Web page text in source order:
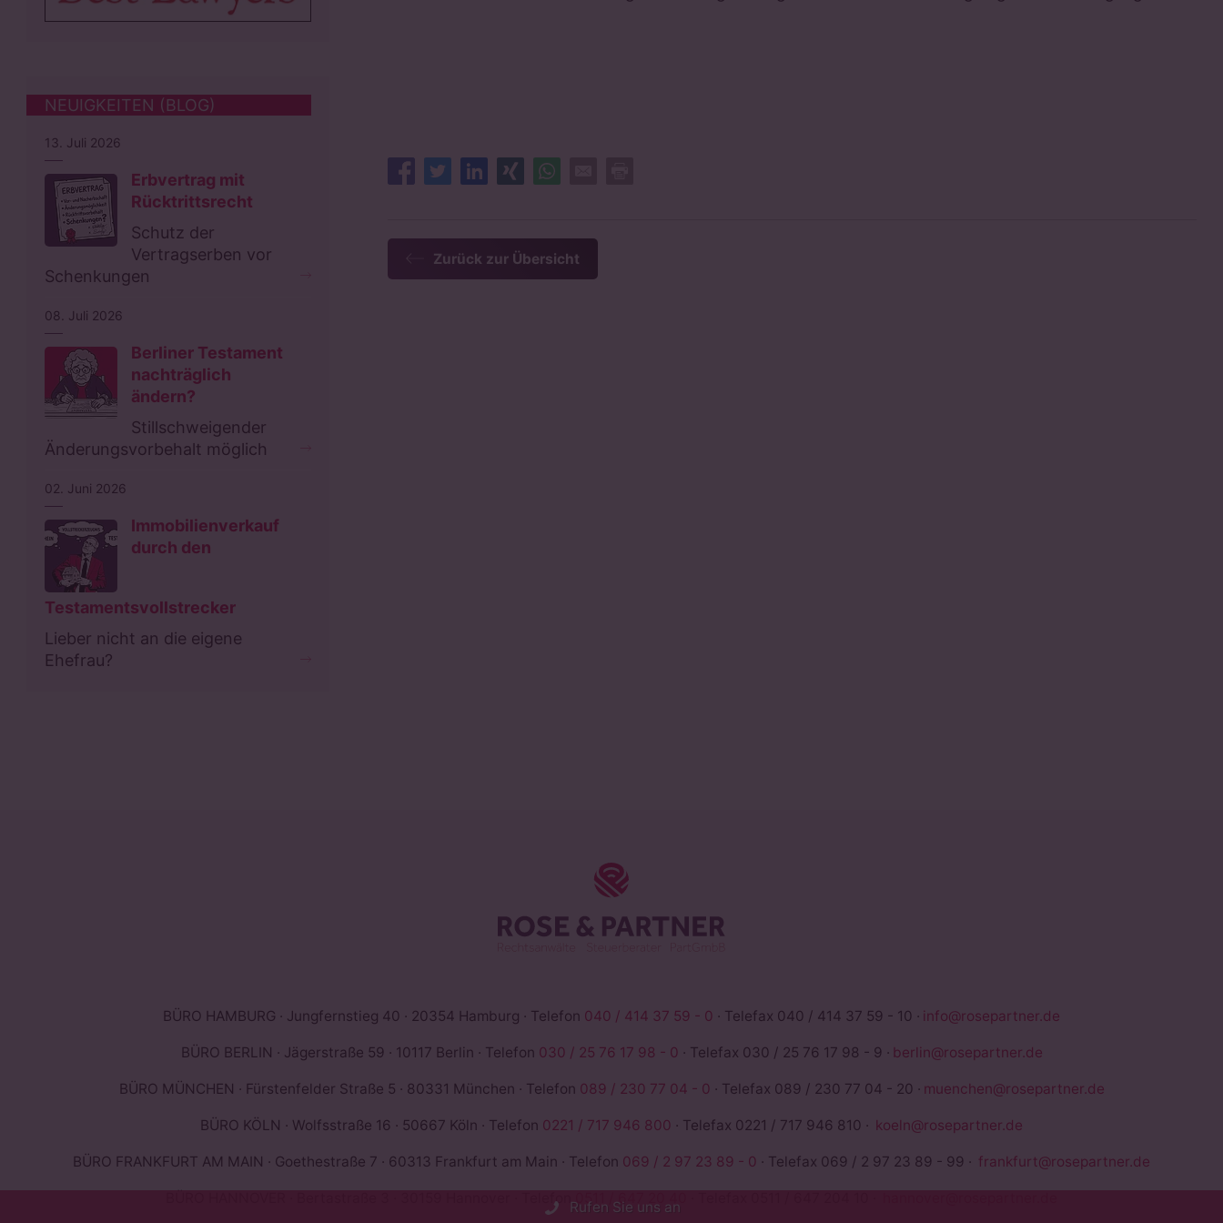
FacebookTwitterLinkedIn
XING
Zurück zur Übersicht
NEUIGKEITEN (BLOG)
13. Juli 2026
Erbvertrag mit
Rücktrittsrecht
Schutz der
Vertragserben vor
Schenkungen
08. Juli 2026
Berliner Testament
nachträglich
ändern?
Stillschweigender
Änderungsvorbehalt möglich
02. Juni 2026
Immobilienverkauf
durch den
Testamentsvollstrecker
Lieber nicht an die eigene
Ehefrau?
BÜRO HAMBURG · Jungfernstieg 40 · 20354 Hamburg · Telefon 040 / 414 37 59 - 0 · Telefax 040 / 414 37 59 - 10 · info@rosepartner.de
BÜRO BERLIN · Jägerstraße 59 · 10117 Berlin · Telefon 030 / 25 76 17 98 - 0 · Telefax 030 / 25 76 17 98 - 9 · berlin@rosepartner.de
BÜRO MÜNCHEN · Fürstenfelder Straße 5 · 80331 München · Telefon 089 / 230 77 04 - 0 · Telefax 089 / 230 77 04 - 20 · muenchen@rosepartner.de
BÜRO KÖLN · Wolfsstraße 16 · 50667 Köln · Telefon 0221 / 717 946 800 · Telefax 0221 / 717 946 810 · koeln@rosepartner.de
BÜRO FRANKFURT AM MAIN · Goethestraße 7 · 60313 Frankfurt am Main · Telefon 069 / 2 97 23 89 - 0 · Telefax 069 / 2 97 23 89 - 99 · frankfurt@rosepartner.de
BÜRO HANNOVER · Bertastraße 3 · 30159 Hannover · Telefon 0511 / 647 20 40
Rufen Sie uns an